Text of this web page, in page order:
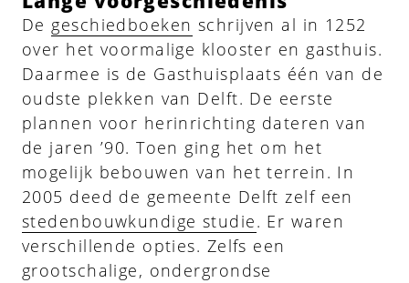
De geschiedboeken schrijven al in 1252
over het voormalige klooster en gasthuis.
Daarmee is de Gasthuisplaats één van de
oudste plekken van Delft. De eerste
plannen voor herinrichting dateren van
de jaren ’90. Toen ging het om het
mogelijk bebouwen van het terrein. In
2005 deed de gemeente Delft zelf een
stedenbouwkundige studie. Er waren
verschillende opties. Zelfs een
grootschalige, ondergrondse